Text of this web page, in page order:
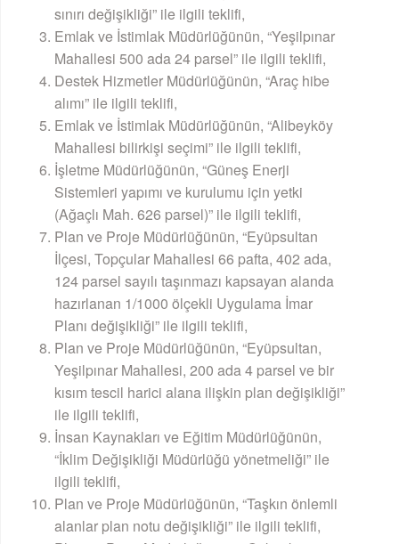
sınırı değişikliği” ile ilgili teklifi,
Emlak ve İstimlak Müdürlüğünün, “Yeşilpınar
Mahallesi 500 ada 24 parsel” ile ilgili teklifi,
Destek Hizmetler Müdürlüğünün, “Araç hibe
alımı” ile ilgili teklifi,
Emlak ve İstimlak Müdürlüğünün, “Alibeyköy
Mahallesi bilirkişi seçimi” ile ilgili teklifi,
İşletme Müdürlüğünün, “Güneş Enerji
Sistemleri yapımı ve kurulumu için yetki
(Ağaçlı Mah. 626 parsel)” ile ilgili teklifi,
Plan ve Proje Müdürlüğünün, “Eyüpsultan
İlçesi, Topçular Mahallesi 66 pafta, 402 ada,
124 parsel sayılı taşınmazı kapsayan alanda
hazırlanan 1/1000 ölçekli Uygulama İmar
Planı değişikliği” ile ilgili teklifi,
Plan ve Proje Müdürlüğünün, “Eyüpsultan,
Yeşilpınar Mahallesi, 200 ada 4 parsel ve bir
kısım tescil harici alana ilişkin plan değişikliği”
ile ilgili teklifi,
İnsan Kaynakları ve Eğitim Müdürlüğünün,
“İklim Değişikliği Müdürlüğü yönetmeliği” ile
ilgili teklifi,
Plan ve Proje Müdürlüğünün, “Taşkın önlemli
alanlar plan notu değişikliği” ile ilgili teklifi,